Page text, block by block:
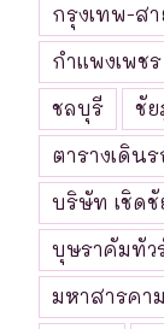
กรุงเทพ-ส
กำแพงเพชร
ชลบุรี
ชั
ตารางเดินร
บริษัท เชิด
บุษราคัมทัว
มหาสารคาม